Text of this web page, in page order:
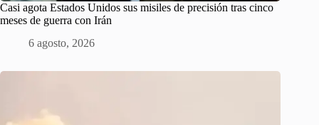
Casi agota Estados Unidos sus misiles de precisión tras cinco
meses de guerra con Irán
6 agosto, 2026